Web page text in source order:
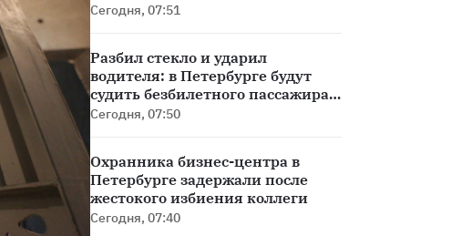
Сегодня, 07:51
Разбил стекло и ударил
водителя: в Петербурге будут
судить безбилетного пассажира
троллейбуса
Сегодня, 07:50
Охранника бизнес-центра в
Петербурге задержали после
жестокого избиения коллеги
Сегодня, 07:40